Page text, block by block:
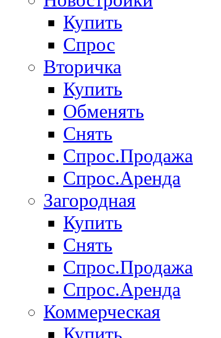
Купить
Спрос
Вторичка
Купить
Обменять
Снять
Спрос.Продажа
Спрос.Аренда
Загородная
Купить
Снять
Спрос.Продажа
Спрос.Аренда
Коммерческая
Купить